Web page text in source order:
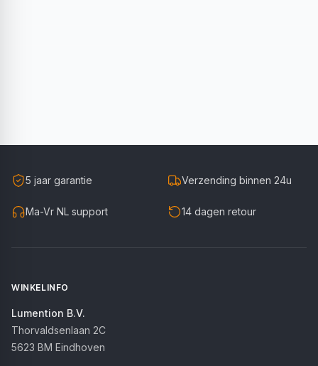
5 jaar garantie Verzending binnen 24u
Ma-Vr NL support 14 dagen retour
WINKELINFO
Lumention B.V.
Thorvaldsenlaan 2C
5623 BM Eindhoven